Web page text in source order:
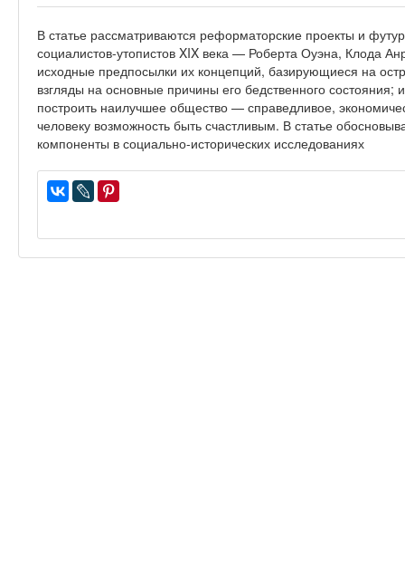
В статье рассматриваются реформаторские проекты и
социалистов-утопистов XIX века — Роберта Оуэна, Клода
исходные предпосылки их концепций, базирующиеся на
взгляды на основные причины его бедственного
построить наилучшее общество — справедливое,
человеку возможность быть счастливым. В статье
компоненты в социально-исторических исследованиях